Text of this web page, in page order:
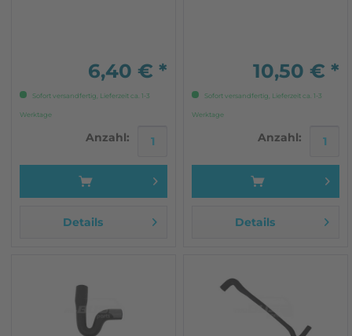
6,40 € *
Sofort versandfertig, Lieferzeit ca. 1-3
Werktage
Anzahl:
Details
10,50 € *
Sofort versandfertig, Lieferzeit ca. 1-3
Werktage
Anzahl:
Details